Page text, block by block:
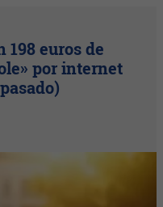
euros de
por internet